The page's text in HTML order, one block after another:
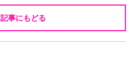
記事にもどる